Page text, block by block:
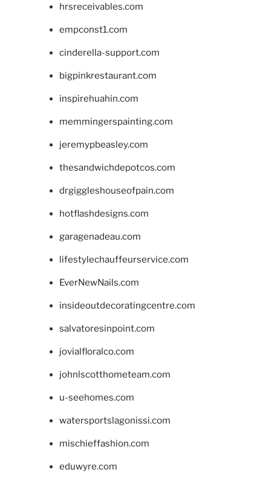
hrsreceivables.com
empconst1.com
cinderella-support.com
bigpinkrestaurant.com
inspirehuahin.com
memmingerspainting.com
jeremypbeasley.com
thesandwichdepotcos.com
drgiggleshouseofpain.com
hotflashdesigns.com
garagenadeau.com
lifestylechauffeurservice.com
EverNewNails.com
insideoutdecoratingcentre.com
salvatoresinpoint.com
jovialfloralco.com
johnlscotthometeam.com
u-seehomes.com
watersportslagonissi.com
mischieffashion.com
eduwyre.com